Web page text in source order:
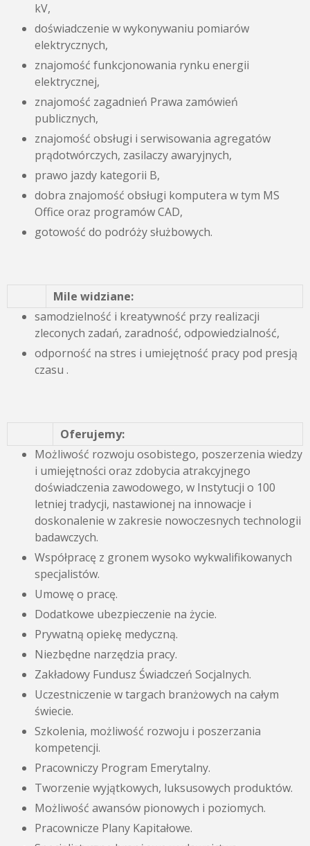
kV,
doświadczenie w wykonywaniu pomiarów
elektrycznych,
znajomość funkcjonowania rynku energii
elektrycznej,
znajomość zagadnień Prawa zamówień
publicznych,
znajomość obsługi i serwisowania agregatów
prądotwórczych, zasilaczy awaryjnych,
prawo jazdy kategorii B,
dobra znajomość obsługi komputera w tym MS
Office oraz programów CAD,
gotowość do podróży służbowych.
Mile widziane:
samodzielność i kreatywność przy realizacji
zleconych zadań, zaradność, odpowiedzialność,
odporność na stres i umiejętność pracy pod presją
czasu .
Oferujemy:
Możliwość rozwoju osobistego, poszerzenia wiedzy
i umiejętności oraz zdobycia atrakcyjnego
doświadczenia zawodowego, w Instytucji o 100
letniej tradycji, nastawionej na innowacje i
doskonalenie w zakresie nowoczesnych technologii
badawczych.
Współpracę z gronem wysoko wykwalifikowanych
specjalistów.
Umowę o pracę.
Dodatkowe ubezpieczenie na życie.
Prywatną opiekę medyczną.
Niezbędne narzędzia pracy.
Zakładowy Fundusz Świadczeń Socjalnych.
Uczestniczenie w targach branżowych na całym
świecie.
Szkolenia, możliwość rozwoju i poszerzania
kompetencji.
Pracowniczy Program Emerytalny.
Tworzenie wyjątkowych, luksusowych produktów.
Możliwość awansów pionowych i poziomych.
Pracownicze Plany Kapitałowe.